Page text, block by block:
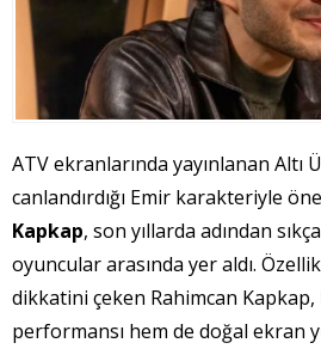
ATV ekranlarında yayınlanan Altı
canlandırdığı Emir karakteriyle
Kapkap, son yıllarda adından
oyuncular arasında yer aldı.
dikkatini çeken Rahimcan
performansı hem de doğal ekran